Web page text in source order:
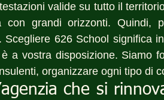
valide su tutto il
con grandi orizzonti. Quindi,
Scegliere 626 School significa
a vostra disposizione. Siamo
organizzare ogni tipo di
che si